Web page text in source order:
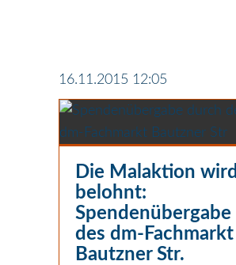
16.11.2015 12:05
Die Malaktion wird
belohnt:
Spendenübergabe
des dm-Fachmarkt
Bautzner Str.